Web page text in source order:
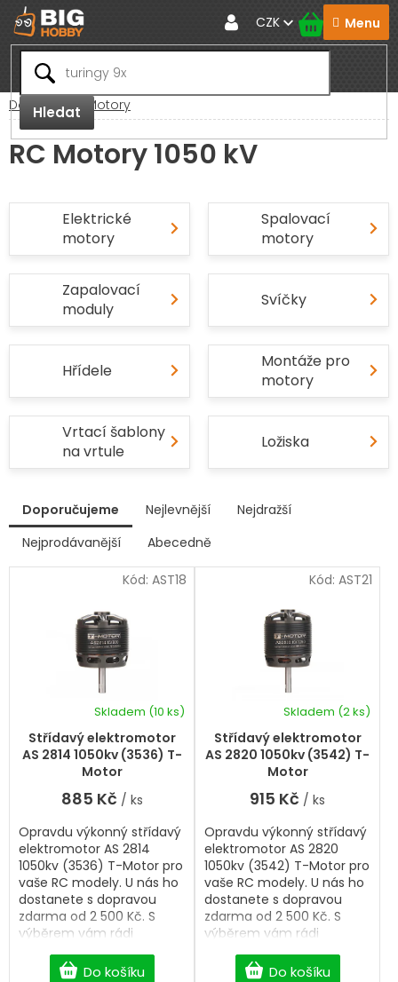
Přejít
na
obsah
Hledat
CZK
Domů RC Motory
RC Motory 1050 kV
Elektrické
motory
Spalovací
motory
Zapalovací
moduly
Svíčky
Hřídele
Montáže pro
motory
Vrtací šablony
na vrtule
Ložiska
a
Doporučujeme Nejlevnější
Nejdražší
Nejprodávanější
Abecedně
ý
i
Střídavý elektromotor
AS 2814 1050kv (3536) T-
Motor
hodnocení
produktu
hvězdiček.
Skladem (10 ks)
885 Kč / ks
Do košíku
Opravdu výkonný střídavý
elektromotor AS 2814
1050kv (3536) T-Motor pro
vaše RC modely. U nás ho
dostanete s dopravou
zdarma od 2 500 Kč. S
výběrem vám rádi
Kód: AST18
Střídavý elektromotor
AS 2820 1050kv (3542) T-
Motor
Skladem (2 ks)
915 Kč / ks
Do košíku
Opravdu výkonný střídavý
elektromotor AS 2820
1050kv (3542) T-Motor pro
vaše RC modely. U nás ho
dostanete s dopravou
zdarma od 2 500 Kč. S
výběrem vám rádi
Kód: AST21